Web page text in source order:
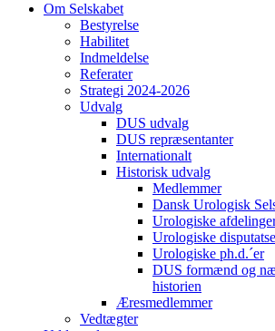
Om Selskabet
Bestyrelse
Habilitet
Indmeldelse
Referater
Strategi 2024-2026
Udvalg
DUS udvalg
DUS repræsentanter
Internationalt
Historisk udvalg
Medlemmer
Dansk Urologisk
Urologiske
Urologiske
Urologiske ph.d.´er
DUS formænd og
historien
Æresmedlemmer
Vedtægter